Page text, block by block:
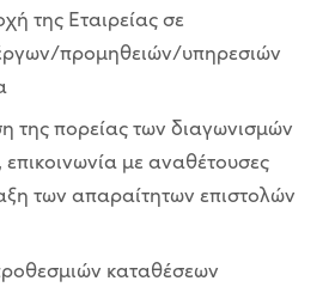
της Εταιρείας σε
προμηθειών/υπηρεσιών
της πορείας των διαγωνισμών
με αναθέτουσες
των απαραίτητων επιστολών
καταθέσεων